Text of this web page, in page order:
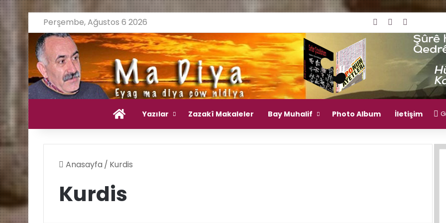
Perşembe, Ağustos 6 2026 Giriş YapRastgele
Ana Sayfa
Yazılar Zazakî Makaleler Bay Muhalif Photo Album İletişim
Anasayfa / Kurdis
Kurdis